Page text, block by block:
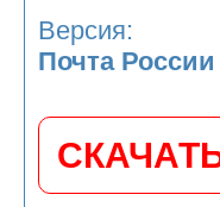
Версия:
Почта